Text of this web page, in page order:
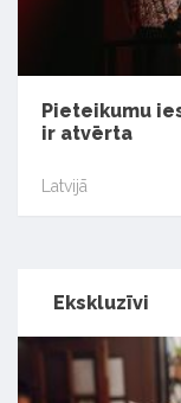
Pieteikumu
ir atvērta
Latvijā
Ekskluzīvi